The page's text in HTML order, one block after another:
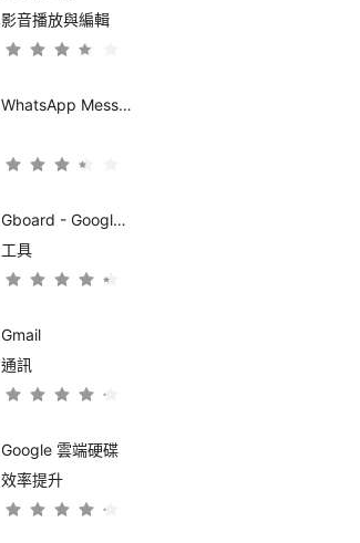
影音播放與編輯
WhatsApp Messenger
Gboard - Google 鍵盤
工具
Gmail
通訊
Google 雲端硬碟
效率提升